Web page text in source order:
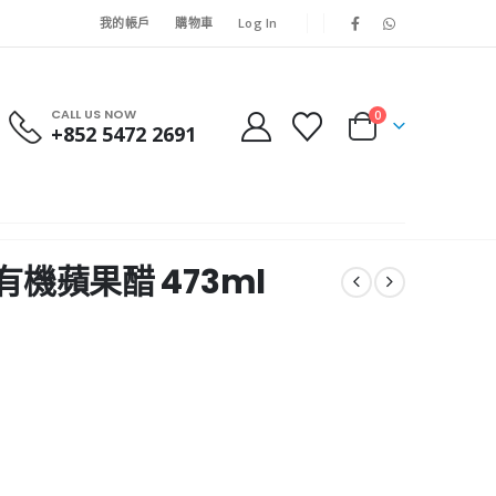
我的帳戶 購物車 Log In
CALL US NOW
+852 5472 2691
0
機蘋果醋 473ml